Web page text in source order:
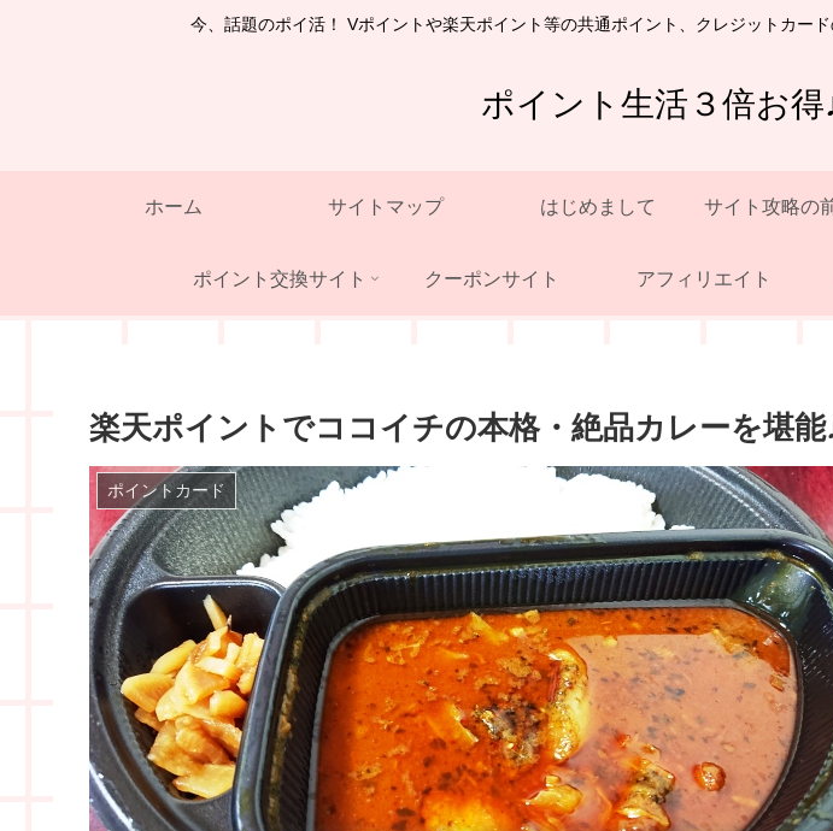
今、話題のポイ活！ Vポイントや楽天ポイント等の共通ポイント、クレジットカー
ポイント生活３倍お
ホーム サイトマップ はじめまして
ポイント交換サイト クーポンサイト アフィリエイト
楽天ポイントでココイチの本格・絶品カレーを堪能
ポイントカード